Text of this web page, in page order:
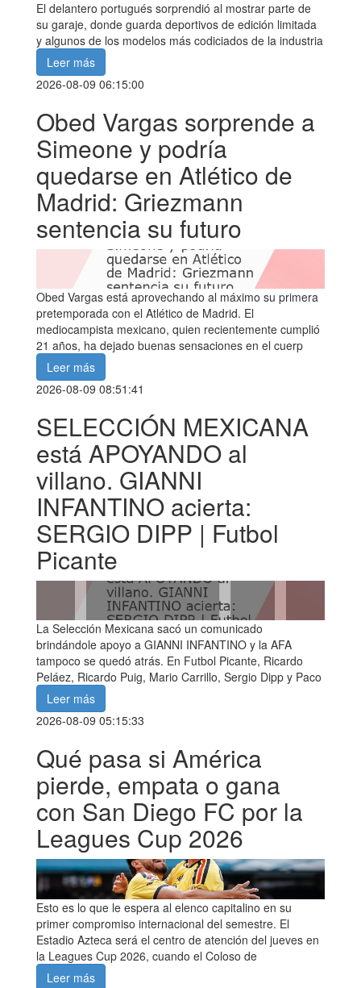
El delantero portugués sorprendió al mostrar parte de
su garaje, donde guarda deportivos de edición limitada
y algunos de los modelos más codiciados de la industria
Leer más
2026-08-09 06:15:00
Obed Vargas sorprende a
Simeone y podría
quedarse en Atlético de
Madrid: Griezmann
sentencia su futuro
Obed Vargas está aprovechando al máximo su primera
pretemporada con el Atlético de Madrid. El
mediocampista mexicano, quien recientemente cumplió
21 años, ha dejado buenas sensaciones en el cuerp
Leer más
2026-08-09 08:51:41
SELECCIÓN MEXICANA
está APOYANDO al
villano. GIANNI
INFANTINO acierta:
SERGIO DIPP | Futbol
Picante
La Selección Mexicana sacó un comunicado
brindándole apoyo a GIANNI INFANTINO y la AFA
tampoco se quedó atrás. En Futbol Picante, Ricardo
Peláez, Ricardo Puig, Mario Carrillo, Sergio Dipp y Paco
Leer más
2026-08-09 05:15:33
Qué pasa si América
pierde, empata o gana
con San Diego FC por la
Leagues Cup 2026
Esto es lo que le espera al elenco capitalino en su
primer compromiso internacional del semestre. El
Estadio Azteca será el centro de atención del jueves en
la Leagues Cup 2026, cuando el Coloso de
Leer más